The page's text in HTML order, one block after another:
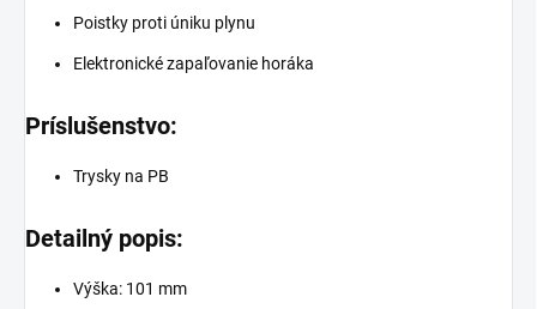
Poistky proti úniku plynu
Elektronické zapaľovanie horáka
Príslušenstvo:
Trysky na PB
Detailný popis:
Výška: 101 mm